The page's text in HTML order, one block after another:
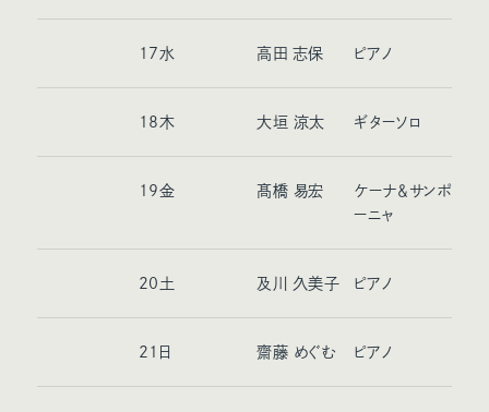
17水 高田 志保 ピアノ
18 木 大垣 涼太 ギターソロ
19金 髙橋 易宏
ケーナ＆サンポ
ーニャ
20 土 及川 久美子 ピアノ
21 日 齋藤 めぐむ ピアノ